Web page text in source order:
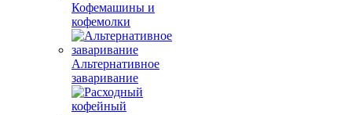
Кофемашины и
кофемолки
Альтернативное
заваривание